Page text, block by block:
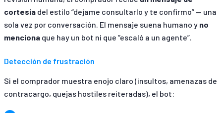
cortesía del estilo “dejame consultarlo y te confirmo” — una
sola vez por conversación. El mensaje suena humano y no
menciona que hay un bot ni que “escaló a un agente”.
Detección de frustración
Si el comprador muestra enojo claro (insultos, amenazas de
contracargo, quejas hostiles reiteradas), el bot: